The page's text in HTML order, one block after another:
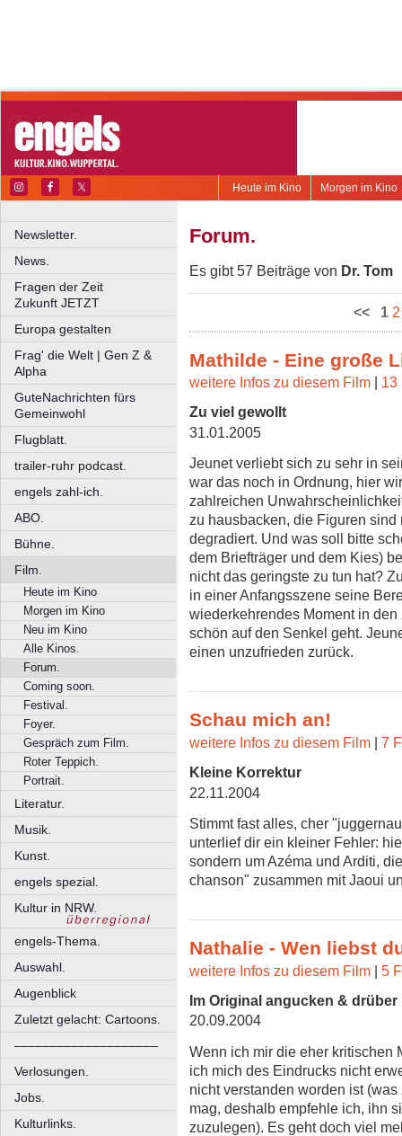
Morgen im Kino
Heute im Kino
Newsletter.
News.
Fragen der Zeit
Zukunft JETZT
Europa gestalten
Frag' die Welt | Gen Z &
Alpha
GuteNachrichten fürs
Gemeinwohl
Flugblatt.
trailer-ruhr podcast.
engels zahl-ich.
ABO.
Bühne.
Film.
Heute im Kino
Morgen im Kino
Neu im Kino
Alle Kinos.
Forum.
Coming soon.
Festival.
Foyer.
Gespräch zum Film.
Roter Teppich.
Portrait.
Literatur.
Musik.
Kunst.
engels spezial.
Kultur in NRW.
engels-Thema.
Auswahl.
Augenblick
Zuletzt gelacht: Cartoons.
––––––––––––––––––––
Verlosungen.
Jobs.
Kulturlinks.
Forum.
Es gibt 57 Beiträge von Dr. Tom
<< 1 2
Mathilde - Eine große
weitere Infos zu diesem Film | 13
Zu viel gewollt
31.01.2005
Jeunet verliebt sich zu sehr in
war das noch in Ordnung, hier
zahlreichen
zu hausbacken, die Figuren
degradiert. Und was soll bitte
dem Briefträger und dem Kies)
nicht das geringste zu tun hat?
in einer Anfangsszene seine
wiederkehrendes Moment in
schön auf den Senkel geht.
einen unzufrieden zurück.
Schau mich an!
weitere Infos zu diesem Film | 7
Kleine Korrektur
22.11.2004
Stimmt fast alles, cher
unterlief dir ein kleiner Fehler:
sondern um Azéma und Arditi,
chanson" zusammen mit Jaoui
Nathalie - Wen liebst
weitere Infos zu diesem Film | 5
Im Original angucken &
20.09.2004
Wenn ich mir die eher kritischen
ich mich des Eindrucks nicht
nicht verstanden worden ist
mag, deshalb empfehle ich, ihn
zuzulegen). Es geht doch viel